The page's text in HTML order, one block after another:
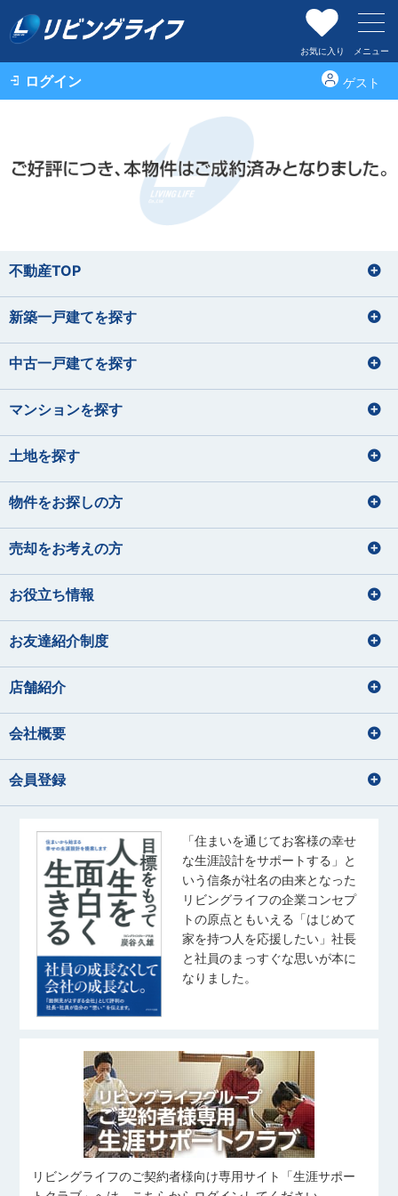
お気に入り メニュー
ログイン ゲスト
不動産TOP
新築一戸建てを探す
中古一戸建てを探す
マンションを探す
土地を探す
物件をお探しの方
売却をお考えの方
お役立ち情報
お友達紹介制度
店舗紹介
会社概要
会員登録
「住まいを通じてお客様の幸せ
な生涯設計をサポートする」と
いう信条が社名の由来となった
リビングライフの企業コンセプ
トの原点ともいえる「はじめて
家を持つ人を応援したい」社長
と社員のまっすぐな思いが本に
なりました。
リビングライフのご契約者様向け専用サイト「生涯サポー